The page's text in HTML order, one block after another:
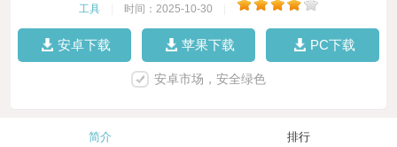
工具 时间：2025-10-30
安卓下载 苹果下载 PC下载
安卓市场，安全绿色
简介 排行